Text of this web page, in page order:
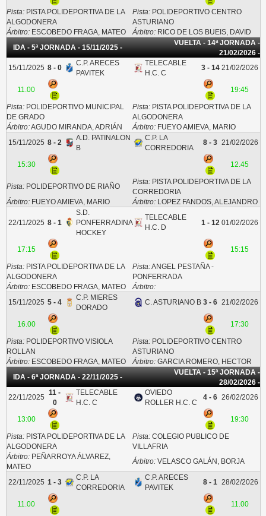
Pista:PISTA POLIDEPORTIVA DE LA
ALGODONERA
Pista:POLIDEPORTIVO CENTRO
ASTURIANO
Árbitro:ESCOBEDO FRAGA, MATEO Árbitro:RICO DE LOS BUEIS, DAVID
IDA - 5ª JORNADA - 15/11/2025 -
VUELTA - 14ª JORNADA -
21/02/2026 -
15/11/2025 8 - 0
C.P. ARECES
PAVITEK
TELECABLE
H.C. C
3 - 14 21/02/2026
11.00 19:45
Pista:POLIDEPORTIVO MUNICIPAL
DE GRADO
Pista:PISTA POLIDEPORTIVA DE LA
ALGODONERA
Árbitro:AGUDO MIRANDA, ADRIÁN Árbitro:FUEYO AMIEVA, MARIO
15/11/2025 8 - 2
A.D. PATINALON
B
C.P. LA
CORREDORIA
8 - 3 21/02/2026
15:30 12.45
Pista:POLIDEPORTIVO DE RIAÑO
Pista:PISTA POLIDEPORTIVA DE LA
CORREDORIA
Árbitro:FUEYO AMIEVA, MARIO Árbitro:LOPEZ FANDOS, ALEJANDRO
22/11/2025 8 - 1
S.D.
PONFERRADINA
HOCKEY
TELECABLE
H.C. D
1 - 12 01/02/2026
17:15 15:15
Pista:PISTA POLIDEPORTIVA DE LA
ALGODONERA
Pista:ANGEL PESTAÑA -
PONFERRADA
Árbitro:ESCOBEDO FRAGA, MATEO
Árbitro:
15/11/2025 5 - 4
C.P. MIERES
DORADO
C. ASTURIANO B 3 - 6 21/02/2026
16.00 17:30
Pista:POLIDEPORTIVO VISIOLA
ROLLAN
Pista:POLIDEPORTIVO CENTRO
ASTURIANO
Árbitro:ESCOBEDO FRAGA, MATEO Árbitro:GARCIA ROMERO, HECTOR
IDA - 6ª JORNADA - 22/11/2025 -
VUELTA - 15ª JORNADA -
28/02/2026 -
22/11/2025
11 -
0
TELECABLE
H.C. C
OVIEDO
ROLLER H.C. C
4 - 6 26/02/2026
13:00 19:30
Pista:PISTA POLIDEPORTIVA DE LA
ALGODONERA
Pista:COLEGIO PUBLICO DE
VILLAFRIA
Árbitro:PEÑARROYA ÁLVAREZ,
MATEO
Árbitro:VELASCO GALÁN, BORJA
22/11/2025 1 - 3
C.P. LA
CORREDORIA
C.P. ARECES
PAVITEK
8 - 1 28/02/2026
11.00 11.00